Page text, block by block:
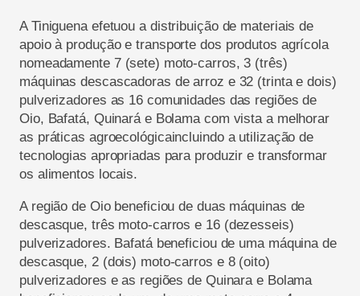
A Tiniguena efetuou a distribuição de materiais de
apoioà produção e transporte dos produtos agrícola
nomeadamente 7 (sete) moto-carros, 3 (três)
máquinas descascadoras de arroz e 32 (trinta e dois)
pulverizadores as 16 comunidades das regiões de
Oio, Bafatá, Quinará e Bolama com vista a melhorar
as práticas agroecológicaincluindo a utilização de
tecnologias apropriadas para produzir e transformar
os alimentos locais.
A região de Oio beneficiou de duas máquinas de
descasque, três moto-carros e 16 (dezesseis)
pulverizadores. Bafatá beneficiou de uma máquina de
descasque, 2 (dois) moto-carros e 8 (oito)
pulverizadores e as regiões de Quinara e Bolama